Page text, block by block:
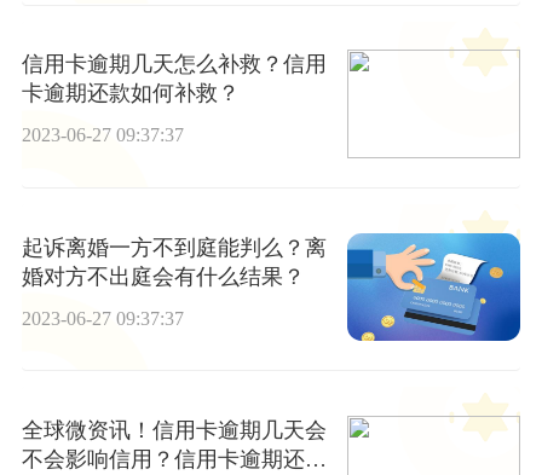
信用卡逾期几天怎么补救？信用
卡逾期还款如何补救？
2023-06-27 09:37:37
起诉离婚一方不到庭能判么？离
婚对方不出庭会有什么结果？
2023-06-27 09:37:37
全球微资讯！信用卡逾期几天会
不会影响信用？信用卡逾期还款